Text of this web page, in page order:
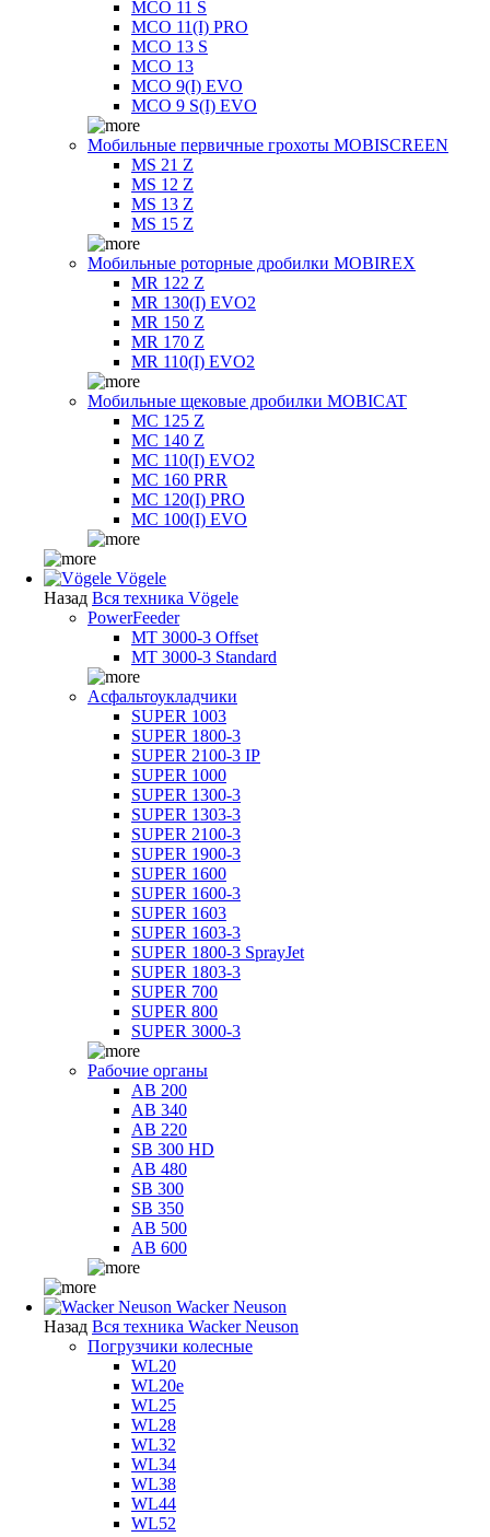
MCO 11 S
MCO 11(I) PRO
MCO 13 S
MCO 13
MCO 9(I) EVO
MCO 9 S(I) EVO
Мобильные первичные грохоты MOBISCREEN
MS 21 Z
MS 12 Z
MS 13 Z
MS 15 Z
Мобильные роторные дробилки MOBIREX
MR 122 Z
MR 130(I) EVO2
MR 150 Z
MR 170 Z
MR 110(I) EVO2
Мобильные щековые дробилки MOBICAT
MC 125 Z
MC 140 Z
MC 110(I) EVO2
MC 160 PRR
MC 120(I) PRO
MC 100(I) EVO
Vögele
Назад Вся техника Vögele
PowerFeeder
MT 3000-3 Offset
MT 3000-3 Standard
Асфальтоукладчики
SUPER 1003
SUPER 1800-3
SUPER 2100-3 IP
SUPER 1000
SUPER 1300-3
SUPER 1303-3
SUPER 2100-3
SUPER 1900-3
SUPER 1600
SUPER 1600-3
SUPER 1603
SUPER 1603-3
SUPER 1800-3 SprayJet
SUPER 1803-3
SUPER 700
SUPER 800
SUPER 3000-3
Рабочие органы
AB 200
AB 340
AB 220
SB 300 HD
AB 480
SB 300
SB 350
AB 500
AB 600
Wacker Neuson
Назад Вся техника Wacker Neuson
Погрузчики колесные
WL20
WL20e
WL25
WL28
WL32
WL34
WL38
WL44
WL52